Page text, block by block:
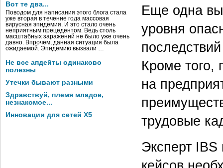
Вот те два...
Поводом для написания этого блога стала
уже вторая в течение года массовая
вирусная эпидемия. И это стало очень
неприятным прецедентом. Ведь столь
масштабных заражений не было уже очень
давно. Впрочем, данная ситуация была
ожидаемой. Эпидемию вызвали …
Не все апдейты одинаково
полезны
Утечки бывают разными
Здравствуй, племя младое,
незнакомое...
Инновации для сетей X5
Еще одна
уровня
Кроме того,
на
трудовые
Эксперт